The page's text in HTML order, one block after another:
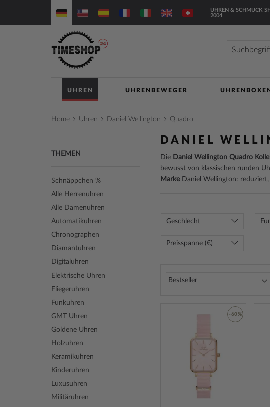
zum
UHREN & SCHMUCK
2004
UHREN UHRENBEWEGER UHRENBOXEN
Home Uhren Daniel Wellington Quadro
DANIEL
Die Daniel Wellington Quadro
bewusst von klassischen runden
MarkeDaniel Wellington:
Geschlecht
Preisspanne (€)
-60%
THEMEN
Alle Damenuhren
Alle Herrenuhren
Automatikuhren
Chronographen
Diamantuhren
Digitaluhren
Elektrische Uhren
Fliegeruhren
Funkuhren
GMT Uhren
Goldene Uhren
Holzuhren
Keramikuhren
Kinderuhren
Luxusuhren
Militäruhren
Schnäppchen %